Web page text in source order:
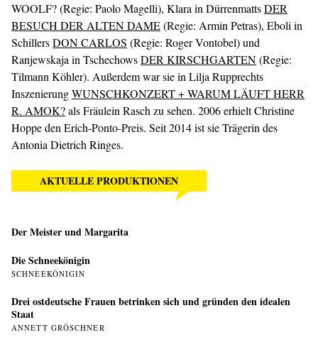
WOOLF? (Regie: Paolo Magelli), Klara in DürrenmattsDER
BESUCH DER ALTEN DAME(Regie: Armin Petras), Eboli in
SchillersDON CARLOS (Regie: Roger Vontobel) und
Ranjewskaja in TschechowsDER KIRSCHGARTEN(Regie:
Tilmann Köhler). Außerdem war sie in Lilja Rupprechts
InszenierungWUNSCHKONZERT + WARUM LÄUFT HERR
R. AMOK?als Fräulein Rasch zu sehen. 2006 erhielt Christine
Hoppe den Erich-Ponto-Preis. Seit 2014 ist sie Trägerin des
Antonia Dietrich Ringes.
AKTUELLE PRODUKTIONEN
Der Meister und Margarita
Die Schneekönigin
SCHNEEKÖNIGIN
Drei ostdeutsche Frauen betrinken sich und gründen den idealen
Staat
ANNETT GRÖSCHNER